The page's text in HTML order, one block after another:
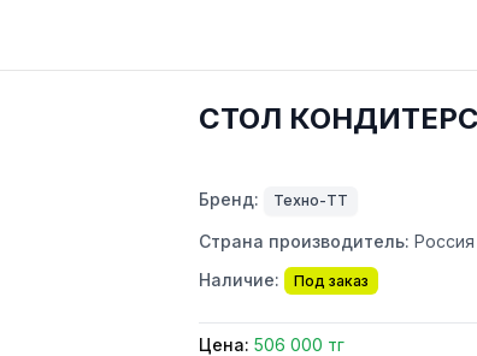
СТОЛ
Бренд: Техно-ТТ
Страна производитель: Россия
Наличие:
Под заказ
Цена: 506 000 тг